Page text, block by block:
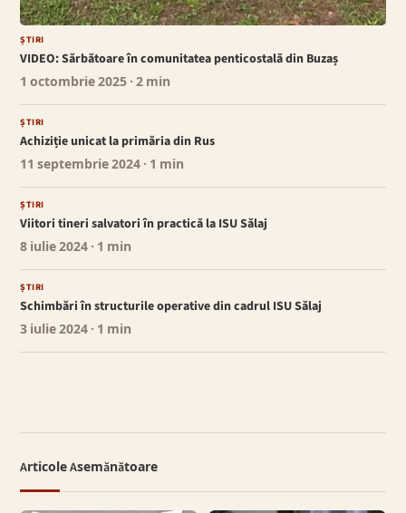
ȘTIRI
VIDEO: Sărbătoare în comunitatea penticostală din Buzaș
1 octombrie 2025 · 2 min
ȘTIRI
Achiziție unicat la primăria din Rus
11 septembrie 2024 · 1 min
ȘTIRI
Viitori tineri salvatori în practică la ISU Sălaj
8 iulie 2024 · 1 min
ȘTIRI
Schimbări în structurile operative din cadrul ISU Sălaj
3 iulie 2024 · 1 min
Articole Asemănătoare